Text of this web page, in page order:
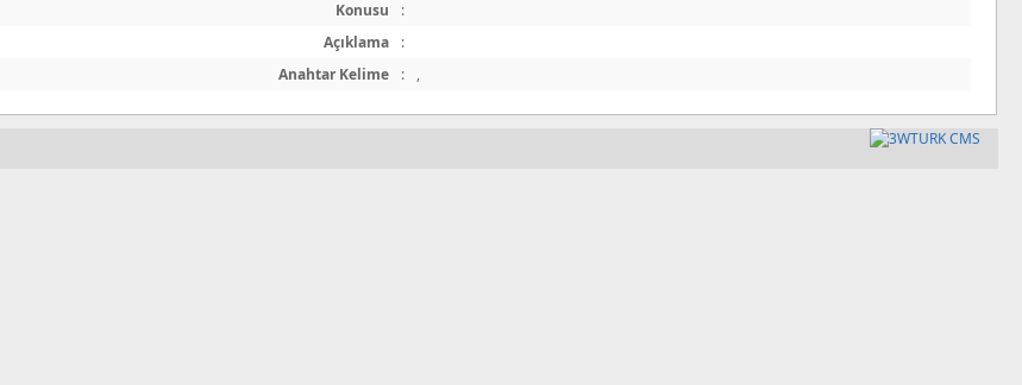
Konusu
:
Açıklama
:
Anahtar Kelime
: ,